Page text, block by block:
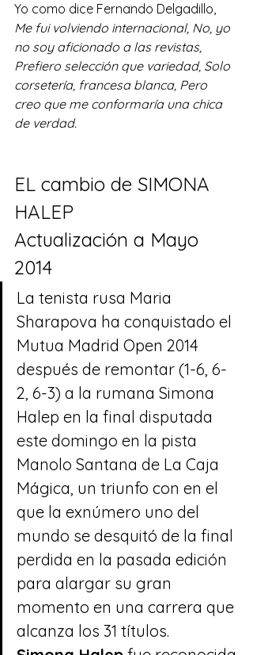
Yo como dice Fernando Delgadillo,
Me fui volviendo internacional, No, yo
no soy aficionado a las revistas,
Prefiero selección que variedad, Solo
corsetería, francesa blanca, Pero
creo que me conformaría una chica
de verdad.
EL cambio de SIMONA
HALEP
Actualización a Mayo
2014
La tenista rusa Maria
Sharapova ha conquistado el
Mutua Madrid Open 2014
después de remontar (1-6, 6-
2, 6-3) a la rumana Simona
Halep en la final disputada
este domingo en la pista
Manolo Santana de La Caja
Mágica, un triunfo con en el
que la exnúmero uno del
mundo se desquitó de la final
perdida en la pasada edición
para alargar su gran
momento en una carrera que
alcanza los 31 títulos.